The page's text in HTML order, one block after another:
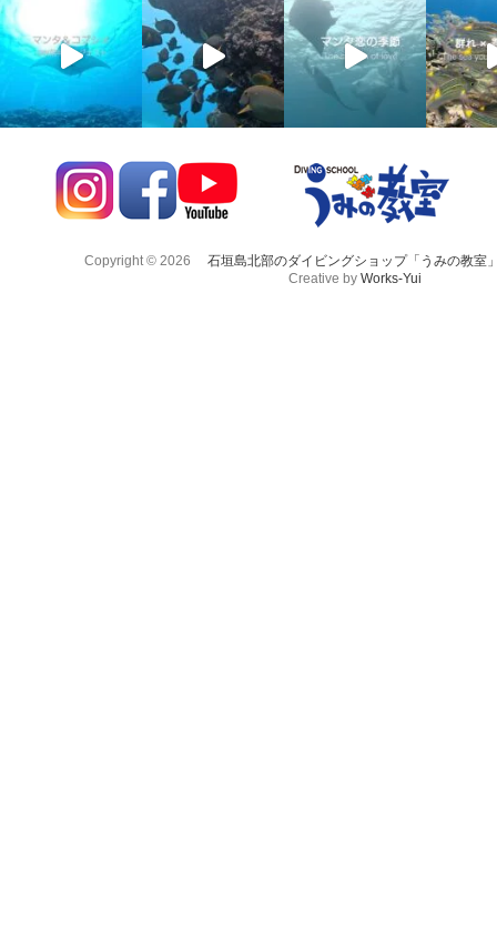
Copyright © 2026
石垣島北部のダイビングショップ「うみの教室
Creative by Works-Yui